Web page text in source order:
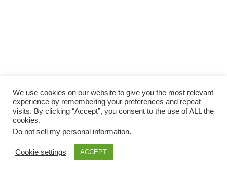
We use cookies on our website to give you the most relevant
experience by remembering your preferences and repeat
visits. By clicking “Accept”, you consent to the use of ALL the
cookies.
Do not sell my personal information.
Cookie settings ACCEPT